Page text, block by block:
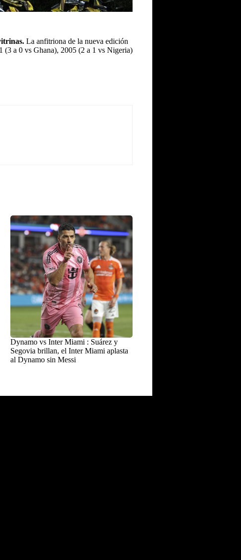
La anfitriona de la nueva edición
(3 a 0 vs Ghana), 2005 (2 a 1 vs Nigeria)
Dynamo vs Inter Miami : Suárez y
Segovia brillan, el Inter Miami aplasta
al Dynamo sin Messi